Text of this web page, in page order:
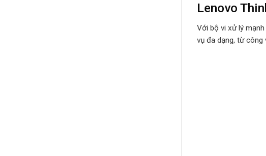
Lenovo
Với bộ vi xử lý
vụ đa dạng, từ công